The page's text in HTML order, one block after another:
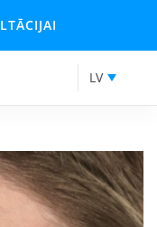
LV